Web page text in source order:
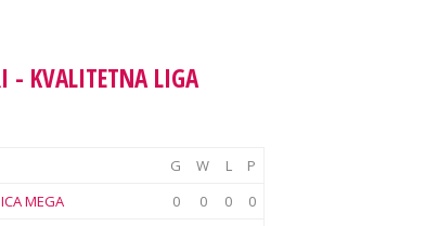
- KVALITETNA LIGA
G W L
P
MEGA 0 0 0
0